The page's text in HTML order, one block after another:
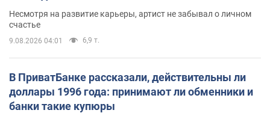
Несмотря на развитие карьеры, артист не забывал о личном
счастье
9.08.2026 04:01 6,9 т.
В ПриватБанке рассказали, действительны ли
доллары 1996 года: принимают ли обменники и
банки такие купюры